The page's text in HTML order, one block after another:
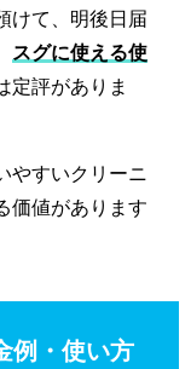
けて、明後日届
スグに使える使
定評がありま
やすいクリーニ
価値があります
例・使い方